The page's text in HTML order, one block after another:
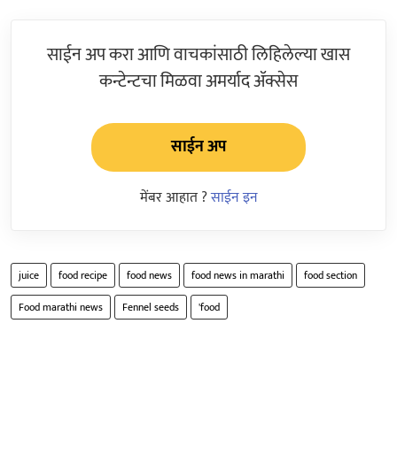
साईन अप करा आणि वाचकांसाठी लिहिलेल्या खास
कन्टेन्टचा मिळवा अमर्याद ॲक्सेस
साईन अप
मेंबर आहात ?साईन इन
juice food recipe food news food news in marathi
food section
Food marathi news
Fennel seeds 'food